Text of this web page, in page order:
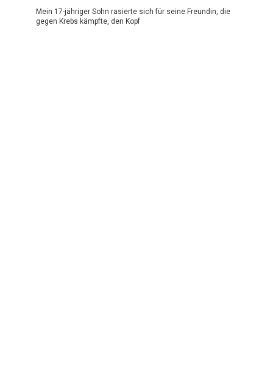
Mein 17-jähriger Sohn rasierte sich für seine Freundin, die
gegen Krebs kämpfte, den Kopf